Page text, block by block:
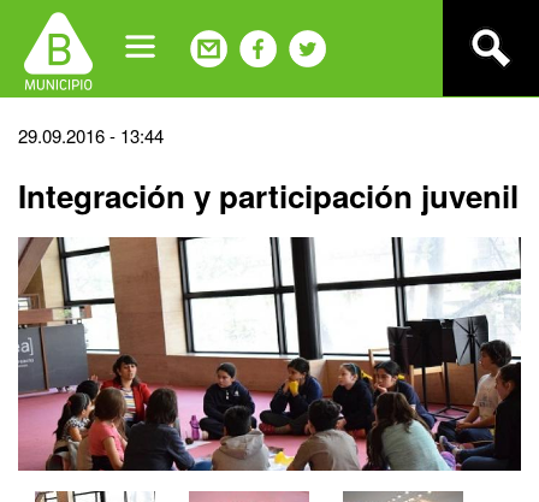
navigation
Back
top
29.09.2016 - 13:44
Integración y participación juvenil